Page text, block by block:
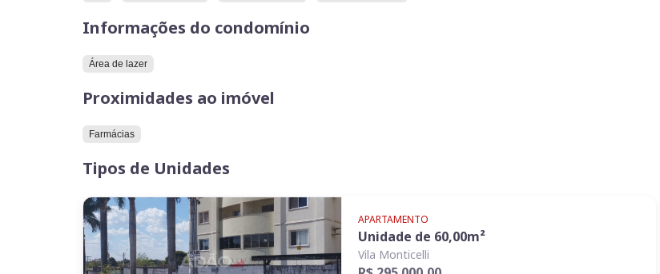
Informações do condomínio
Área de lazer
Proximidades ao imóvel
Farmácias
Tipos de Unidades
APARTAMENTO
Unidade de 60,00m²
Vila Monticelli